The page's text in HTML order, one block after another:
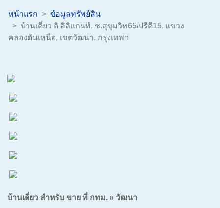
หน้าแรก
ข้อมูลทรัพย์สิน
บ้านเดี่ยว ดิ อิลิแกนท์, ซ.สุขุมวิท65/ปรีดี15, แขวง
คลองตันเหนือ, เขตวัฒนา, กรุงเทพฯ
บ้านเดี่ยว สำหรับ ขาย ที่ กทม. » วัฒนา